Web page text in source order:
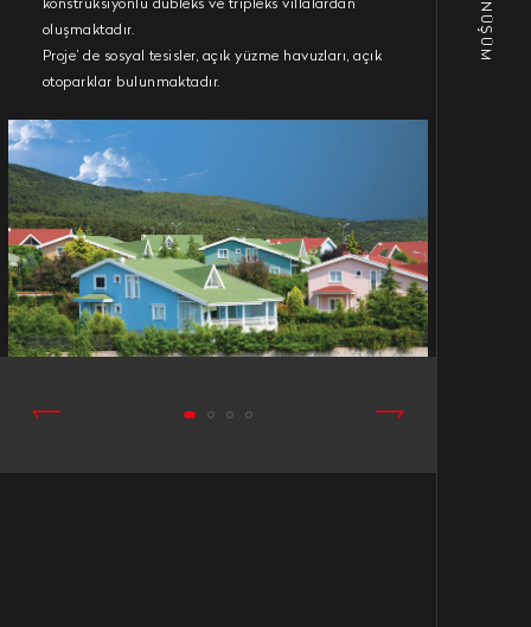
konstrüksiyonlu dubleks ve tripleks villalardan
oluşmaktadır.
Proje’ de sosyal tesisler, açık yüzme havuzları, açık
otoparklar bulunmaktadır.